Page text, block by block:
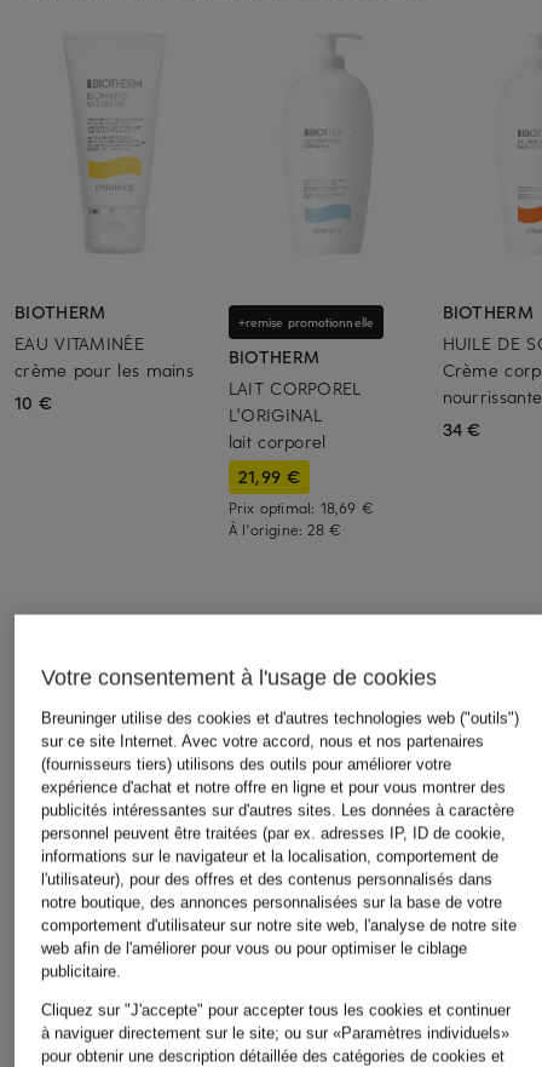
BIOTHERM
EAU VITAMINÉE
crème pour les mains
10 €
+remise promotionnelle
BIOTHERM
LAIT CORPOREL
L'ORIGINAL
lait corporel
21,99 €
Prix optimal: 18,69 €
À l'origine:28 €
BIOTHERM
HUILE DE
Crème
nourrissante
34 €
Autres catégories
Bikinis pour Femmes
Blazers pour Femmes
Blouses pour Femmes
Cardigans et gilets pour
Femmes
Chaussures business pour
Hommes
Chaussures pour Femmes
Robes de mariage civil
pour Femmes
Robes de mariage pour
Femmes
Robes de soirée pour
Femmes
Robes pour Femmes
Votre consentement à l'usage de cookies
Breuninger utilise des cookies et d'autres technologies web ("outils")
sur ce site Internet. Avec votre accord, nous et nos partenaires
(fournisseurs tiers) utilisons des outils pour améliorer votre
expérience d'achat et notre offre en ligne et pour vous montrer des
publicités intéressantes sur d'autres sites. Les données à caractère
personnel peuvent être traitées (par ex. adresses IP, ID de cookie,
informations sur le navigateur et la localisation, comportement de
l'utilisateur), pour des offres et des contenus personnalisés dans
notre boutique, des annonces personnalisées sur la base de votre
comportement d'utilisateur sur notre site web, l'analyse de notre site
web afin de l'améliorer pour vous ou pour optimiser le ciblage
publicitaire.
Cliquez sur "J'accepte" pour accepter tous les cookies et continuer
à naviguer directement sur le site; ou sur «Paramètres individuels»
pour obtenir une description détaillée des catégories de cookies et